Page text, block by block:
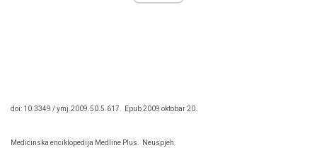
doi: 10.3349 / ymj.2009.50.5.617. Epub 2009 oktobar 20.
Medicinska enciklopedija Medline Plus. Neuspjeh.